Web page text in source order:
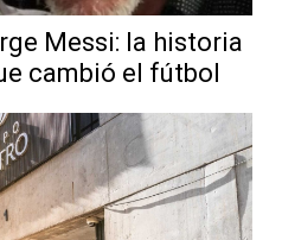
Messi: la historia
cambió el fútbol